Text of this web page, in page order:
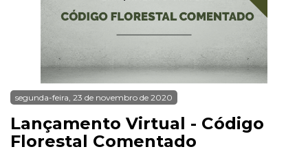
segunda-feira, 23 de novembro de 2020
Lançamento Virtual - Código
Florestal Comentado